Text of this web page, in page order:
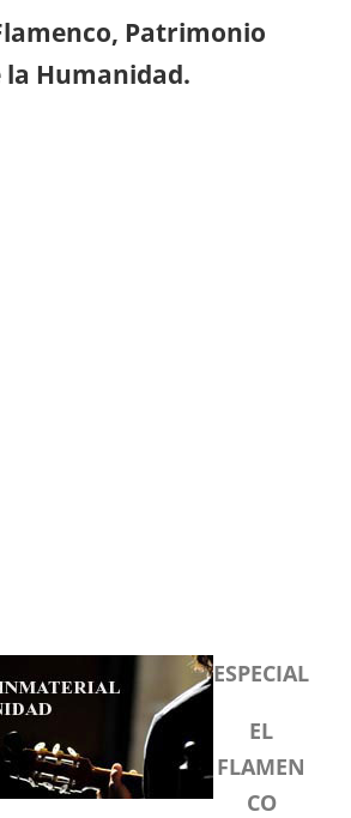
Patrimonio
Humanidad.
ESPECIAL
EL
FLAMEN
CO